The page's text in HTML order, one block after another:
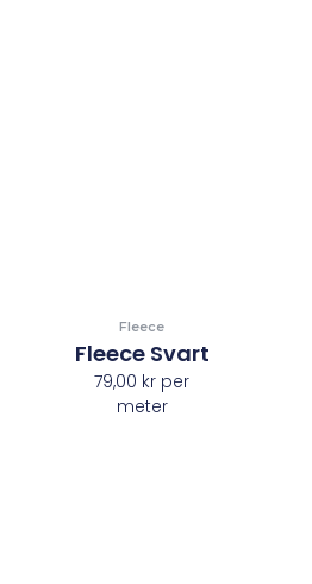
Fleece
Fleece Svart
79,00 kr per
meter